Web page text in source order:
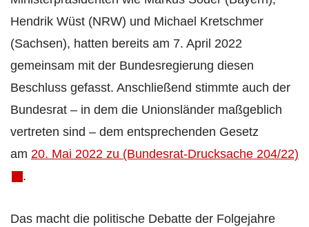
Hendrik Wüst (NRW) und Michael Kretschmer
(Sachsen), hatten bereits am 7. April 2022
gemeinsam mit der Bundesregierung diesen
Beschluss gefasst. Anschließend stimmte auch der
Bundesrat – in dem die Unionsländer maßgeblich
vertreten sind – dem entsprechenden Gesetz
am 20. Mai 2022 zu (Bundesrat-Drucksache 204/22)
.
Das macht die politische Debatte der Folgejahre